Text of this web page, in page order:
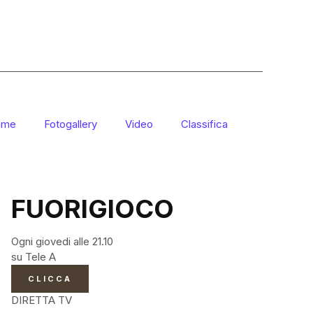
Fotogallery Video Classifica
FUORIGIOCO
Ogni giovedi alle 21.10
su Tele A
CLICCA
DIRETTA TV